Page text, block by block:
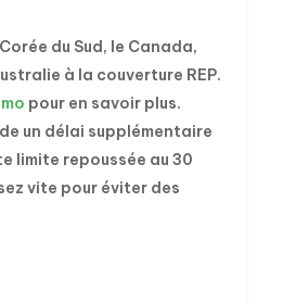
du Sud, le Canada,
à la couverture REP.
pour en savoir plus.
un délai supplémentaire
limite repoussée au 30
vite pour éviter des